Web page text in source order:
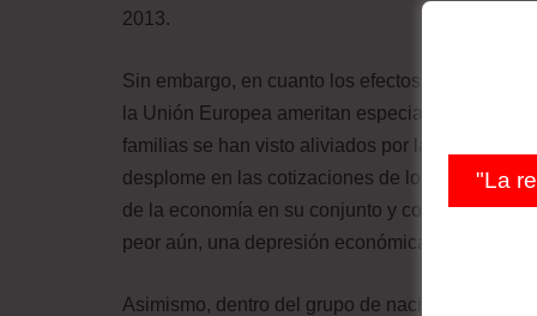
2013.
Sin embargo, en cuanto los efectos derivados
la Unión Europea ameritan especial atención.
familias se han visto aliviados por la caída del
desplome en las cotizaciones de los productos
de la economía en su conjunto y con ello,
peor aún, una depresión económica.
Asimismo, dentro del grupo de naciones más
"La